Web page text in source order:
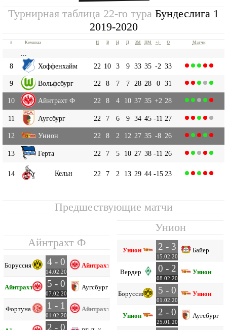
Турнирная таблица 22-го тура Бундеслига 1
2019-2020
# Команда И В Н П ЗМ ПМ +|- О Матчи
8
Хоффенхайм 22 10 3 9 33 35 -2 33
9 Вольфсбург 22 8 7 7 28 28 0 31
10 Айнтрахт Ф 22 8 4 10 37 35 +2 28
11 Аугсбург 22 7 6 9 34 45 -11 27
12 Унион 22 8 2 12 27 35 -8 26
13 Герта 22 7 5 10 27 38 -11 26
14 Кельн 22 7 2 13 29 44 -15 23
Предшествующие матчи
Айнтрахт Ф
Боруссия Д 4 - 0
14.02.20
Айнтрахт Ф
Айнтрахт Ф 5 - 0
07.02.20
Аугсбург
Фортуна 1 - 1
01.02.20
Айнтрахт Ф
2 - 0
Унион
Унион 2 - 3
15.02.20
Байер
Вердер 0 - 2
08.02.20
Унион
Боруссия Д 5 - 0
01.02.20
Унион
Унион 2 - 0
25.01.20
Аугсбург